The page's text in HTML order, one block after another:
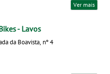
Ver mais
- Lavos
da Boavista, nº 4